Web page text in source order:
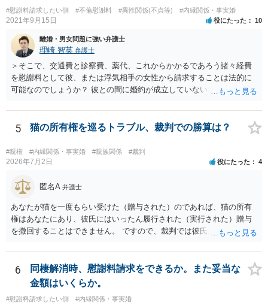
#慰謝料請求したい側 #不倫慰謝料 #異性関係(不貞等) #内縁関係・事実婚
2021年9月15日 役にたった 10
離婚・男女問題に強い弁護士
理崎 智英 弁護士
＞そこで、交通費と診察費、薬代、これからかかるであろう諸々経費
を慰謝料として彼、または浮気相手の女性から請求することは法的に
可能なのでしょうか？ 彼との間に婚約が成立していない場合には，彼
5 猫の所有権を巡るトラブル、裁判での勝算は？
#親権 #内縁関係・事実婚 #親族関係 #裁判
2026年7月2日 役にたった 4
匿名A 弁護士
あなたが猫を一度もらい受けた（贈与された）のであれば、猫の所有
権はあなたにあり、彼氏にはいったん履行された（実行された）贈与
を撤回することはできません。 ですので、裁判では彼氏が勝つことは
の事情からははっきりしませんので、早めに弁護士に面談相談する方
がいいでしょう。 場合によっては弁護士名で通知等出してもらうほう
がいいかもしれません。
6
同棲解消時、慰謝料請求をできるか。また妥当な
金額はいくらか。
#慰謝料請求したい側 #内縁関係・事実婚